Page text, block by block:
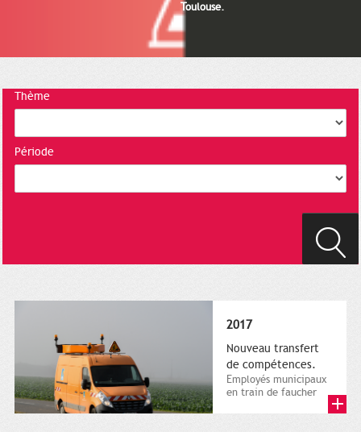
Toulouse.
Thème
Période
2017
Nouveau transfert
de compétences.
Employés municipaux
en train de faucher